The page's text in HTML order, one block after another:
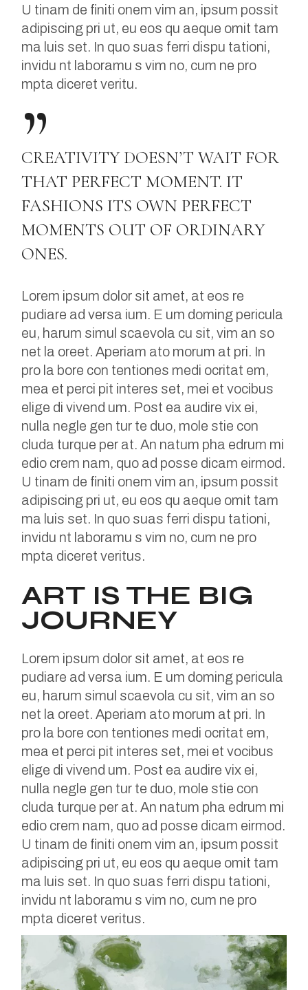
U tinam de finiti onem vim an, ipsum possit
adipiscing pri ut, eu eos qu aeque omit tam
ma luis set. In quo suas ferri dispu tationi,
invidu nt laboramu s vim no, cum ne pro
mpta diceret veritu.
CREATIVITY DOESN’T WAIT FOR
THAT PERFECT MOMENT. IT
FASHIONS ITS OWN PERFECT
MOMENTS OUT OF ORDINARY
ONES.
Lorem ipsum dolor sit amet, at eos re
pudiare ad versa ium. E um doming pericula
eu, harum simul scaevola cu sit, vim an so
net la oreet. Aperiam ato morum at pri. In
pro la bore con tentiones medi ocritat em,
mea et perci pit interes set, mei et vocibus
elige di vivend um. Post ea audire vix ei,
nulla negle gen tur te duo, mole stie con
cluda turque per at. An natum pha edrum mi
edio crem nam, quo ad posse dicam eirmod.
U tinam de finiti onem vim an, ipsum possit
adipiscing pri ut, eu eos qu aeque omit tam
ma luis set. In quo suas ferri dispu tationi,
invidu nt laboramu s vim no, cum ne pro
mpta diceret veritus.
ART IS THE BIG
JOURNEY
Lorem ipsum dolor sit amet, at eos re
pudiare ad versa ium. E um doming pericula
eu, harum simul scaevola cu sit, vim an so
net la oreet. Aperiam ato morum at pri. In
pro la bore con tentiones medi ocritat em,
mea et perci pit interes set, mei et vocibus
elige di vivend um. Post ea audire vix ei,
nulla negle gen tur te duo, mole stie con
cluda turque per at. An natum pha edrum mi
edio crem nam, quo ad posse dicam eirmod.
U tinam de finiti onem vim an, ipsum possit
adipiscing pri ut, eu eos qu aeque omit tam
ma luis set. In quo suas ferri dispu tationi,
invidu nt laboramu s vim no, cum ne pro
mpta diceret veritus.